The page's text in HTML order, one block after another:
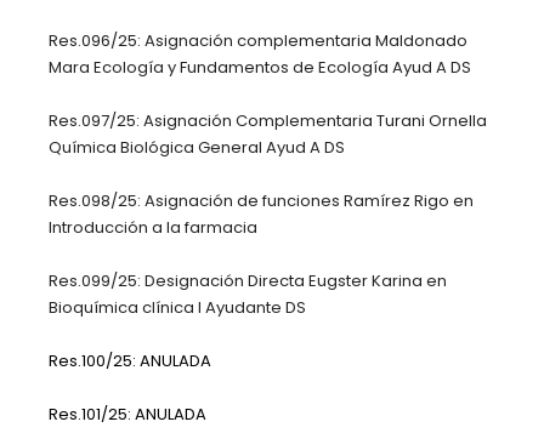
Res.096/25: Asignación complementaria Maldonado
Mara Ecología y Fundamentos de Ecología Ayud A DS
Res.097/25: Asignación Complementaria Turani Ornella
Química Biológica General Ayud A DS
Res.098/25: Asignación de funciones Ramírez Rigo en
Introducción a la farmacia
Res.099/25: Designación Directa Eugster Karina en
Bioquímica clínica I Ayudante DS
Res.100/25: ANULADA
Res.101/25: ANULADA